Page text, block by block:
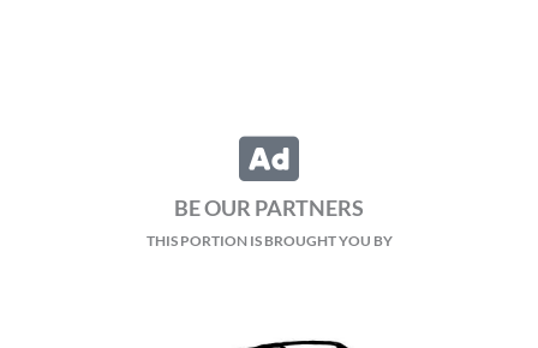
BE OUR PARTNERS
THIS PORTION IS BROUGHT YOU BY